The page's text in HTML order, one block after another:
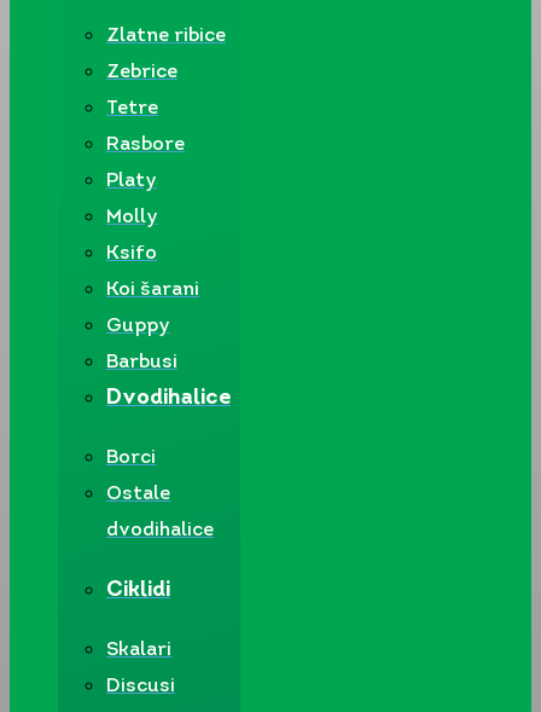
Zlatne ribice
Zebrice
Tetre
Rasbore
Platy
Molly
Ksifo
Koi šarani
Guppy
Barbusi
Dvodihalice
Borci
Ostale
dvodihalice
Ciklidi
Skalari
Discusi